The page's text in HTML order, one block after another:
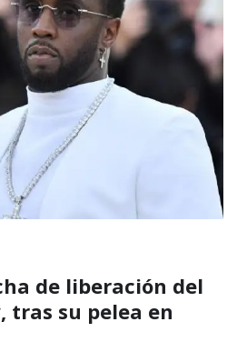
de liberación del
tras su pelea en